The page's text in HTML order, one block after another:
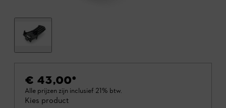
€ 43,00*
Alle prijzen zijn inclusief 21% btw.
Kies product